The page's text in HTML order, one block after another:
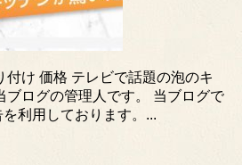
付け 価格 テレビで話題の泡のキ
ブログの管理人です。 当ブログで
利用しております。...